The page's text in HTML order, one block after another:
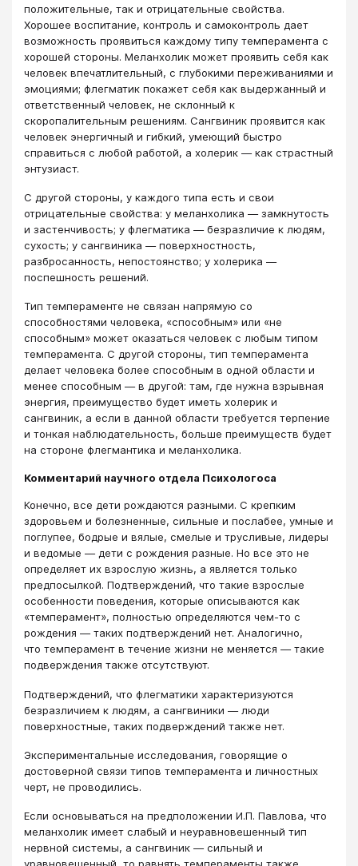
положительные, так и отрицательные свойства.
Хорошее воспитание, контроль и самоконтроль дает
возможность проявиться каждому типу темперамента с
хорошей стороны. Меланхолик может проявить себя как
человек впечатлительный, с глубокими переживаниями и
эмоциями; флегматик покажет себя как выдержанный и
ответственный человек, не склонный к
скоропалительным решениям. Сангвиник проявится как
человек энергичный и гибкий, умеющий быстро
справиться с любой работой, а холерик — как страстный
энтузиаст.
С другой стороны, у каждого типа есть и свои
отрицательные свойства: у меланхолика — замкнутость
и застенчивость; у флегматика — безразличие к людям,
сухость; у сангвиника — поверхностность,
разбросанность, непостоянство; у холерика —
поспешность решений.
Тип темпераменте не связан напрямую со
способностями человека, «способным» или «не
способным» может оказаться человек с любым типом
темперамента. С другой стороны, тип темперамента
делает человека более способным в одной области и
менее способным — в другой: там, где нужна взрывная
энергия, преимущество будет иметь холерик и
сангвиник, а если в данной области требуется терпение
и тонкая наблюдательность, больше преимуществ будет
на стороне флегмантика и меланхолика.
Комментарий научного отдела Психологоса
Конечно, все дети рождаются разными. С крепким
здоровьем и болезненные, сильные и послабее, умные и
поглупее, бодрые и вялые, смелые и трусливые, лидеры
и ведомые — дети с рождения разные. Но все это не
определяет их взрослую жизнь, а является только
предпосылкой. Подтверждений, что такие взрослые
особенности поведения, которые описываются как
«темперамент», полностью определяются чем-то с
рождения — таких подтверждений нет. Аналогично,
что темперамент в течение жизни не меняется — такие
подверждения также отсутствуют.
Подтверждений, что флегматики характеризуются
безразличием к людям, а сангвиники — люди
поверхностные, таких подверждений также нет.
Экспериментальные исследования, говорящие о
достоверной связи типов темперамента и личностных
черт, не проводились.
Если основываться на предположении И.П. Павлова, что
меланхолик имеет слабый и неуравновешенный тип
нервной системы, а сангвиник — сильный и